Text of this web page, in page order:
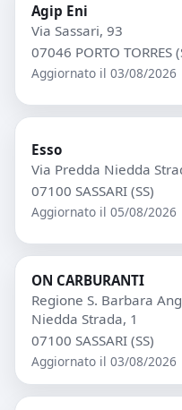
Agip Eni
Via Sassari, 93
07046 PORTO TORRES
Aggiornato il 03/08/2026
Esso
Via Predda Niedda
07100 SASSARI (SS)
Aggiornato il 05/08/2026
ON CARBURANTI
Regione S. Barbara
Niedda Strada, 1
07100 SASSARI (SS)
Aggiornato il 03/08/2026